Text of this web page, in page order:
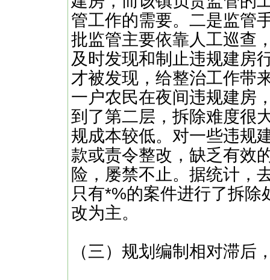
管工作的需要。二是监管
批监管主要依靠人工巡查
及时发现和制止违规建房
才被发现，给整治工作带
一户农民在夜间违规建房
到了第二层，拆除难度很
规成本较低。对一些违规
款或责令整改，缺乏有效
险，屡禁不止。据统计，
只有*%的案件进行了拆
改为主。
（三）规划编制相对滞后